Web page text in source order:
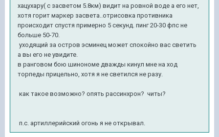
хацухару( с засветом 5.8км) видит на ровной воде а его нет,
хотя горит маркер засвета..отрисовка противника
происходит спустя примерно 5 секунд. пинг 20-30 фпс не
больше 50-70.
уходящий за остров эсминец может спокойно вас светить
а вы его не увидите.
в ранговом бою шинономе дважды кинул мне на ход
торпеды прицельно, хотя я не светился не разу.
как такое возможно? опять рассинхрон? читы?
п.с. артиллерийский огонь я не открывал.